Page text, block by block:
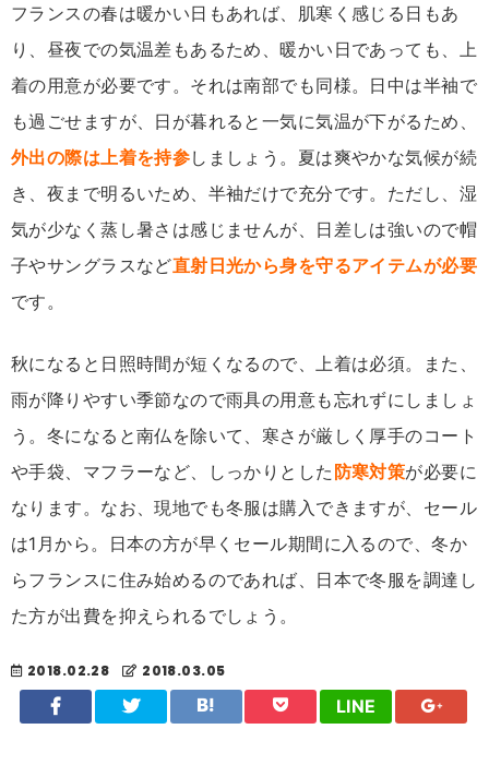
フランスの春は暖かい日もあれば、肌寒く感じる日もあ
り、昼夜での気温差もあるため、暖かい日であっても、上
着の用意が必要です。それは南部でも同様。日中は半袖で
も過ごせますが、日が暮れると一気に気温が下がるため、
外出の際は上着を持参しましょう。夏は爽やかな気候が続
き、夜まで明るいため、半袖だけで充分です。ただし、湿
気が少なく蒸し暑さは感じませんが、日差しは強いので帽
子やサングラスなど直射日光から身を守るアイテムが必要
です。
秋になると日照時間が短くなるので、上着は必須。また、
雨が降りやすい季節なので雨具の用意も忘れずにしましょ
う。冬になると南仏を除いて、寒さが厳しく厚手のコート
や手袋、マフラーなど、しっかりとした 防寒対策が必要に
なります。なお、現地でも冬服は購入できますが、セール
は1月から。日本の方が早くセール期間に入るので、冬か
らフランスに住み始めるのであれば、日本で冬服を調達し
た方が出費を抑えられるでしょう。
2018.02.28 2018.03.05
LINE